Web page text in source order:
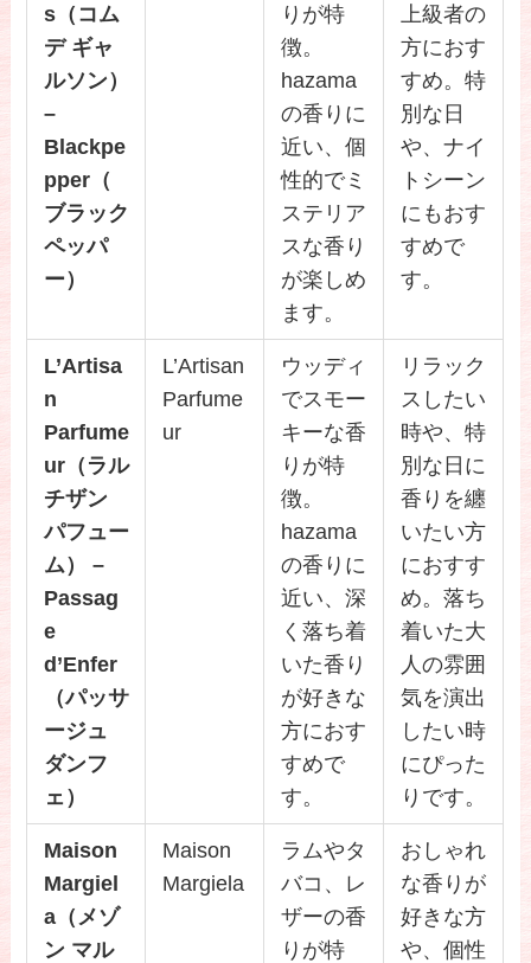
s（コム
デ ギャ
ルソン）
–
Blackpe
pper（
ブラック
ペッパ
ー）
りが特
徴。
hazama
の香りに
近い、個
性的でミ
ステリア
スな香り
が楽しめ
ます。
上級者の
方におす
すめ。特
別な日
や、ナイ
トシーン
にもおす
すめで
す。
L’Artisa
n
Parfume
ur（ラル
チザン
パフュー
ム） –
Passag
e
d’Enfer
（パッサ
ージュ
ダンフ
ェ）
L’Artisan
Parfume
ur
ウッディ
でスモー
キーな香
りが特
徴。
hazama
の香りに
近い、深
く落ち着
いた香り
が好きな
方におす
すめで
す。
リラック
スしたい
時や、特
別な日に
香りを纏
いたい方
におすす
め。落ち
着いた大
人の雰囲
気を演出
したい時
にぴった
りです。
Maison
Margiel
a（メゾ
ン マル
Maison
Margiela
ラムやタ
バコ、レ
ザーの香
りが特
おしゃれ
な香りが
好きな方
や、個性